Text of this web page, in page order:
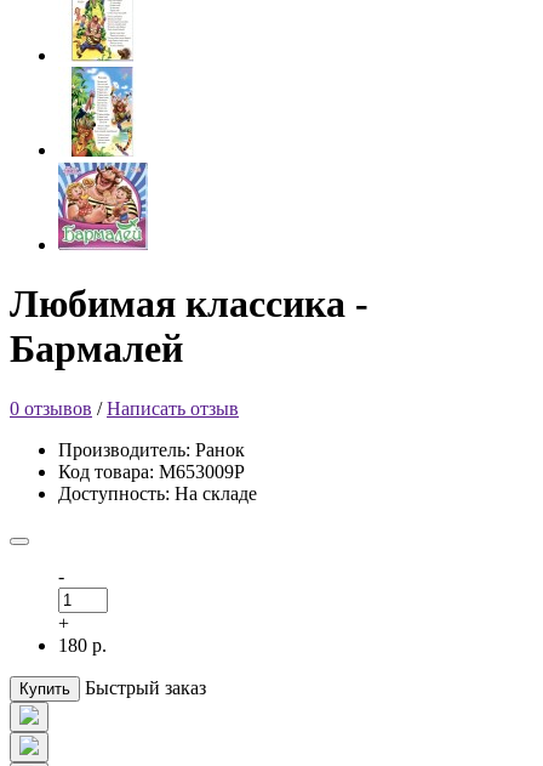
Любимая классика -
Бармалей
0 отзывов /Написать отзыв
Производитель: Ранок
Код товара: М653009Р
Доступность: На складе
-
+
180 р.
Купить Быстрый заказ